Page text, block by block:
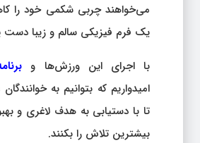
می‌خواهند چربی شکمی خود را
یک فرم فیزیکی سالم و زیبا دست
با اجرای این ورزش‌ها و
امیدواریم که بتوانیم به
تا با دستیابی به هدف لاغری و
بیشترین تلاش را بکنند.